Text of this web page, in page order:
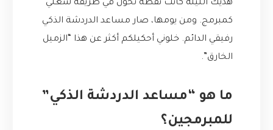
هذيك الليلة كانت نقطة تحول في طريقة شغلي
كمبرمج. ومن يومها، صار مساعد الدردشة الذكي
رفيقي الدائم. خلوني أحكيلكم أكثر عن هذا “الزميل
الخارق”.
ما هو “مساعد الدردشة الذكي”
للمبرمجين؟